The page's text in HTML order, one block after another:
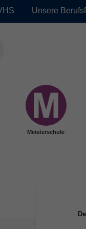
Unsere
Meisterschule